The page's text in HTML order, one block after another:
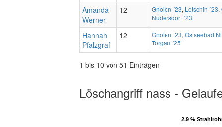
Amanda
Werner
12 Gnoien ´23, Letschin ´23,
Nudersdorf ´23
Hannah
Pfalzgraf
12 Gnoien ´23, Ostseebad
Torgau ´25
1 bis 10 von 51 Einträgen
Löschangriff nass -
2.9 %
2.9 %